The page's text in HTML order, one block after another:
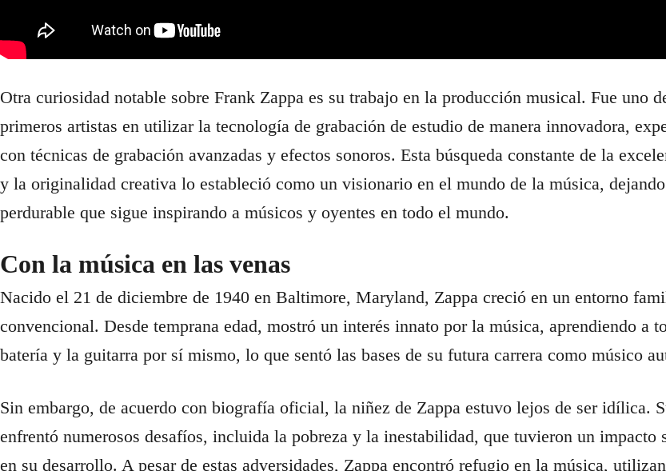
Otra curiosidad notable sobre Frank Zappa es su trabajo en la producción musical. Fue uno
primeros artistas en utilizar la tecnología de grabación de estudio de manera innovadora,
con técnicas de grabación avanzadas y efectos sonoros. Esta búsqueda constante de la
y la originalidad creativa lo estableció como un visionario en el mundo de la música,
perdurable que sigue inspirando a músicos y oyentes en todo el mundo.
Con la música en las venas
Nacido el 21 de diciembre de 1940 en Baltimore, Maryland, Zappa creció en un entorno
convencional. Desde temprana edad, mostró un interés innato por la música, aprendiendo a
batería y la guitarra por sí mismo, lo que sentó las bases de su futura carrera como músico
Sin embargo, de acuerdo con biografía oficial, la niñez de Zappa estuvo lejos de ser idílica.
enfrentó numerosos desafíos, incluida la pobreza y la inestabilidad, que tuvieron un
en su desarrollo. A pesar de estas adversidades, Zappa encontró refugio en la música,